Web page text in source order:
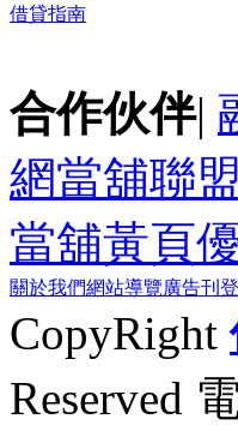
借貸指南
合作伙伴|
網當舖聯
當舖黃頁
關於我們網站導覽廣告刊登
CopyRight
Reserved